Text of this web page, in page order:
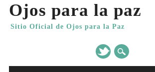
Ojos para la paz
Sitio Oficial de Ojos para la Paz